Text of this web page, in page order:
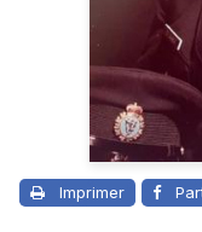
Imprimer